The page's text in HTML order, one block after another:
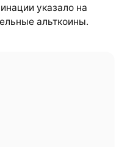
указало на
альткоины.